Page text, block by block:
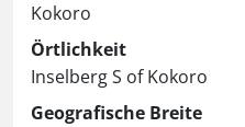
Kokoro
Örtlichkeit
Inselberg S of Kokoro
Geografische Breite